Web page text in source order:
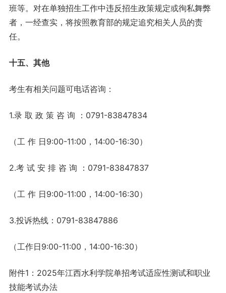
班等。对在单独招生工作中违反招生政策规定或徇私舞弊
者，一经查实，将按照教育部的规定追究相关人员的责
任。
十五、其他
考生有相关问题可电话咨询：
1.录 取 政 策 咨 询 ：0791-83847834
（工 作 日9:00-11:00，14:00-16:30）
2.考 试 安 排 咨 询 ：0791-83847837
（工 作 日9:00-11:00，14:00-16:30）
3.投诉热线：0791-83847886
（工作日9:00-11:00，14:00-16:30）
附件1：2025年江西水利学院单招考试适应性测试和职业
技能考试办法